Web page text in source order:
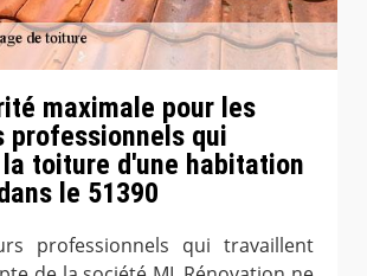
maximale pour les
professionnels qui
toiture d'une habitation
le 51390
professionnels qui travaillent